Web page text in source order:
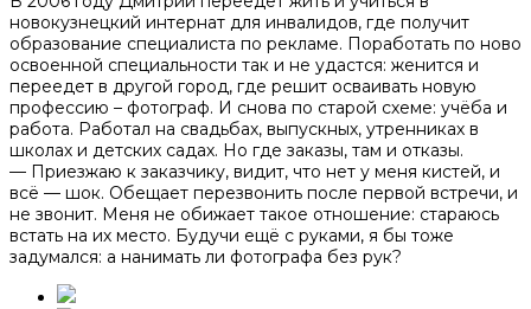
новокузнецкий интернат для инвалидов, где получит
образование специалиста по рекламе. Поработать по ново
освоенной специальности так и не удастся: женится и
переедет в другой город, где решит осваивать новую
профессию – фотограф. И снова по старой схеме: учёба и
работа. Работал на свадьбах, выпускных, утренниках в
школах и детских садах. Но где заказы, там и отказы.
— Приезжаю к заказчику, видит, что нет у меня кистей, и
всё — шок. Обещает перезвонить после первой встречи, и
не звонит. Меня не обижает такое отношение: стараюсь
встать на их место. Будучи ещё с руками, я бы тоже
задумался: а нанимать ли фотографа без рук?